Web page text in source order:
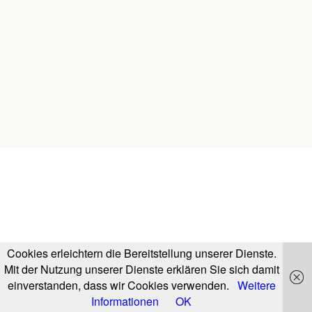
Cookies erleichtern die Bereitstellung unserer Dienste.
Mit der Nutzung unserer Dienste erklären Sie sich damit
einverstanden, dass wir Cookies verwenden. Weitere
Informationen
OK